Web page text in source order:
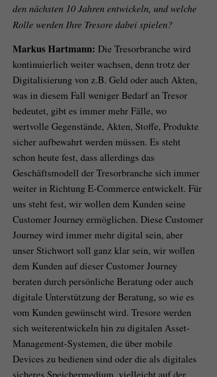
den nächsten 10 Jahren entwickeln, und welche
Rolle werden Ihre Tresore dabei spielen?
Markus Hartmann: Die Tresorbranche wird
kontinuierlich weiter wachsen, denn trotz der
Digitalisierung von z.B. Geld oder auch Akten,
was in diesem Fall weniger Bedarf an Tresor
bedeutet, gibt es immer mehr Fälle, wo
wertvolle Gegenstände, Akten, Stoffe, Produkte
sicher aufbewahrt werden müssen. Es steht
schon heute fest, dass allerdings das
Geschäftsmodell der Tresorbranche sich immer
weiter in Richtung E-Commerce entwickelt. Für
uns steht fest, wir wollen dem Kunden seine
Customer Journey ermöglichen. Diese Customer
Journey wird immer mehr digital sein, aber
unser Stichwort soll ganz klar sein, wir wollen
dem Kunden auf dieser Customer Journey
beraten durch persönliche Beratung oder auch
digitale Unterstützung der Beratung, so wie es
vom Kunden gewünscht wird. Tresore werden
sich weiterentwickeln hin zu digitalen Asset-
Management-Systemen, die über mobile
Devices zu bedienen sind oder die als digitales